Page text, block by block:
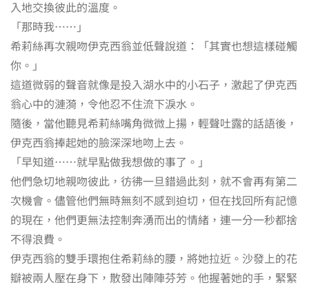
入地交換彼此的溫度。
「那時我……」
希莉絲再次親吻伊克西翁並低聲說道：「其實也想這樣碰觸
你。」
這道微弱的聲音就像是投入湖水中的小石子，激起了伊克西
翁心中的漣漪，令他忍不住流下淚水。
隨後，當他聽見希莉絲嘴角微微上揚，輕聲吐露的話語後，
伊克西翁捧起她的臉深深地吻上去。
「早知道……就早點做我想做的事了。」
他們急切地親吻彼此，彷彿一旦錯過此刻，就不會再有第二
次機會。儘管他們無時無刻不感到迫切，但在找回所有記憶
的現在，他們更無法控制奔湧而出的情緒，連一分一秒都捨
不得浪費。
伊克西翁的雙手環抱住希莉絲的腰，將她拉近。沙發上的花
瓣被兩人壓在身下，散發出陣陣芬芳。他握著她的手，緊緊